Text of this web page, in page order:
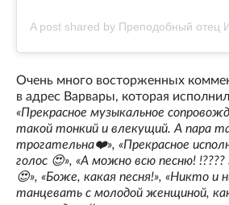
Очень много восторженных
в адрес Варвары, которая
«Прекрасное музыкальное
такой тонкий и влекущий. А пара
трогательна❤️», «Прекрасное
голос 😍», «А можно всю песню!
😍», «Боже, какая песня!», «Никто и
танцевать с молодой женщиной,